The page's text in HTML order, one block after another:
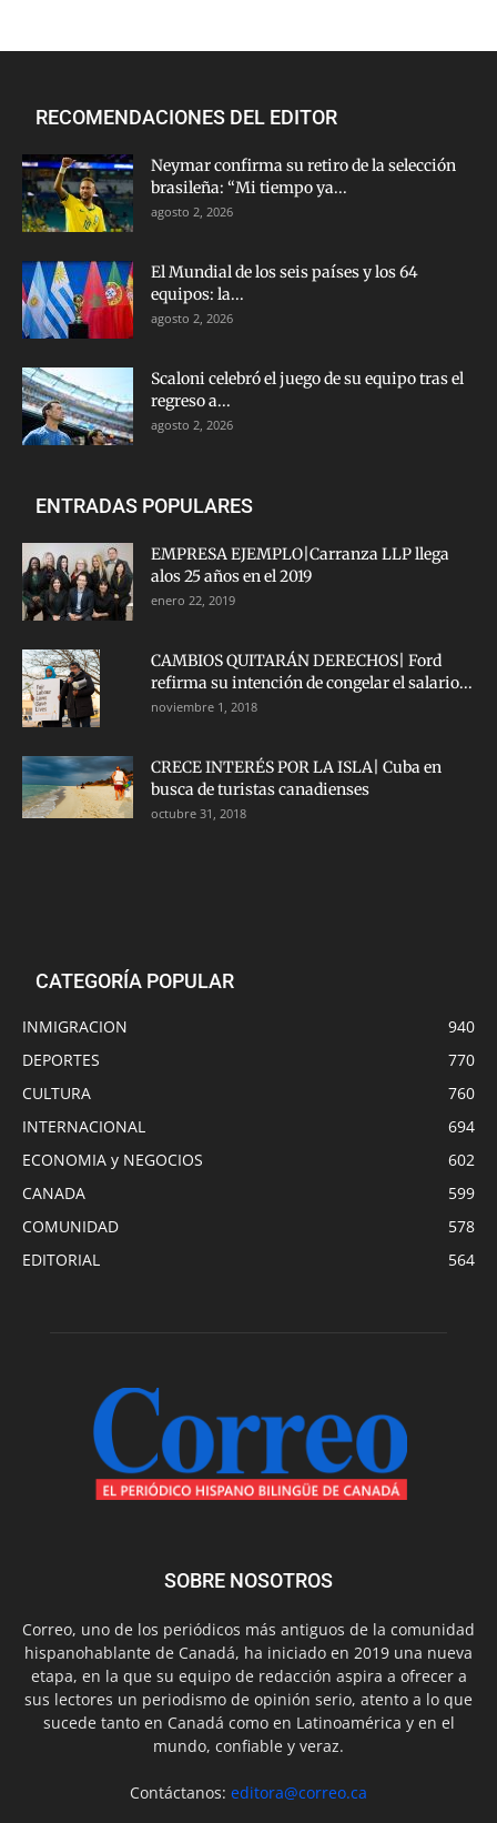
RECOMENDACIONES DEL EDITOR
Neymar confirma su retiro de la selección
brasileña: “Mi tiempo ya...
agosto 2, 2026
El Mundial de los seis países y los 64
equipos: la...
agosto 2, 2026
Scaloni celebró el juego de su equipo tras el
regreso a...
agosto 2, 2026
ENTRADAS POPULARES
EMPRESA EJEMPLO|Carranza LLP llega
alos 25 años en el 2019
enero 22, 2019
CAMBIOS QUITARÁN DERECHOS| Ford
refirma su intención de congelar el salario...
noviembre 1, 2018
CRECE INTERÉS POR LA ISLA| Cuba en
busca de turistas canadienses
octubre 31, 2018
CATEGORÍA POPULAR
INMIGRACION
940
DEPORTES
770
CULTURA
760
INTERNACIONAL
694
ECONOMIA y NEGOCIOS
602
CANADA
599
COMUNIDAD
578
EDITORIAL
564
SOBRE NOSOTROS
Correo, uno de los periódicos más antiguos de la comunidad
hispanohablante de Canadá, ha iniciado en 2019 una nueva
etapa, en la que su equipo de redacción aspira a ofrecer a
sus lectores un periodismo de opinión serio, atento a lo que
sucede tanto en Canadá como en Latinoamérica y en el
mundo, confiable y veraz.
Contáctanos: editora@correo.ca